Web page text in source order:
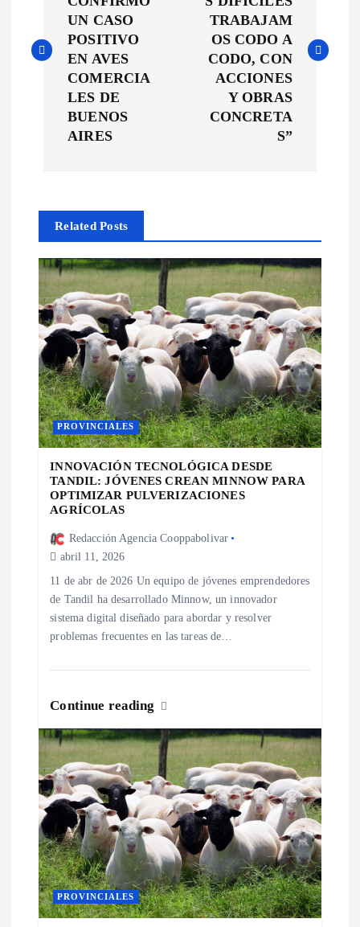
e
ó
n
d
e
e
n
UN CASO
POSITIVO
EN AVES
COMERCIA
LES DE
BUENOS
AIRES
TRABAJAM
OS CODO A
CODO, CON
ACCIONES
Y OBRAS
CONCRETA
S”
Related Posts
PROVINCIALES
INNOVACIÓN TECNOLÓGICA DESDE
TANDIL: JÓVENES CREAN MINNOW PARA
OPTIMIZAR PULVERIZACIONES
AGRÍCOLAS
Redacción Agencia Cooppabolivar
abril 11, 2026
11 de abr de 2026 Un equipo de jóvenes emprendedores
de Tandil ha desarrollado Minnow, un innovador
sistema digital diseñado para abordar y resolver
problemas frecuentes en las tareas de…
Continue reading
PROVINCIALES